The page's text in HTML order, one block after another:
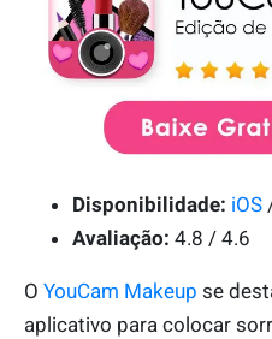
Disponibilidade: iOS
Avaliação: 4.8 / 4.6
O YouCam Makeup se
aplicativo para colocar